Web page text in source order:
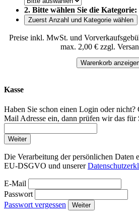
2. Bitte wählen Sie die Kategorie:
Zuerst Anzahl und Kategorie wählen
Preise inkl. MwSt. und
max. 2,00 € zzgl.
Warenkorb
Kasse
Haben Sie schon einen Login oder nicht?
Mail Adresse ein, dann prüfen wir das für
Weiter
Die Verarbeitung der persönlichen Daten
EU-DSGVO und unserer
E-Mail
Passwort
Passwort vergessen
Weiter